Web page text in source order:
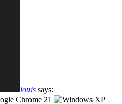
louis says: